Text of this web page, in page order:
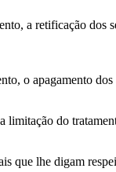
a retificação dos
o apagamento dos
limitação do
que lhe digam